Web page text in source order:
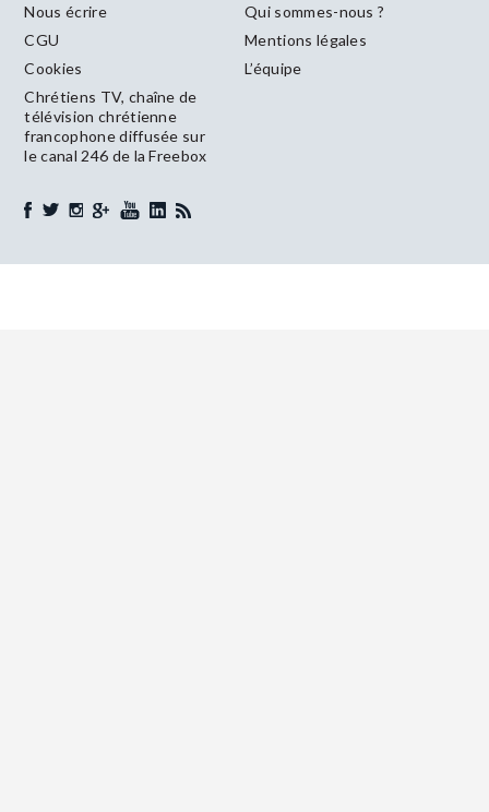
Nous écrire
Qui sommes-nous ?
CGU
Mentions légales
Cookies
L’équipe
Chrétiens TV, chaîne de
télévision chrétienne
francophone diffusée sur
le canal 246 de la Freebox